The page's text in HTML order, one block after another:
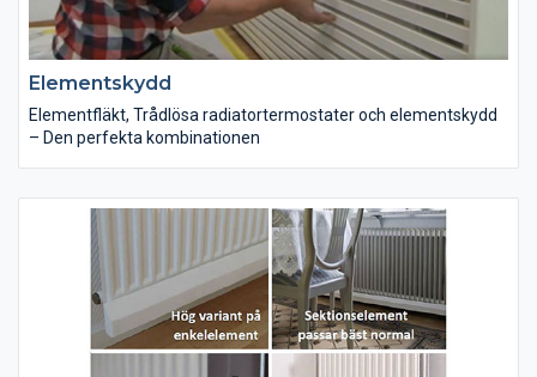
Elementskydd
Elementfläkt, Trådlösa radiatortermostater och elementskydd
– Den perfekta kombinationen